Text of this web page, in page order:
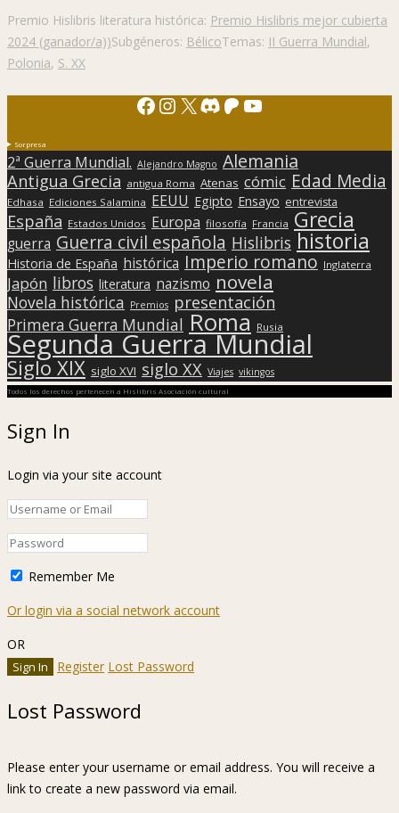
Premio Hislibris literatura histórica: Premio Hislibris mejor cubierta
2024 (ganador/a))Subgéneros: BélicoTemas: II Guerra Mundial,
Polonia, S. XX
Facebook
Instagram
X Discord
Patreon
YouTube
Sorpresa
2ª Guerra Mundial. Alejandro Magno Alemania
Antigua Grecia antigua Roma Atenas cómic Edad Media
Edhasa Ediciones Salamina EEUU Egipto Ensayo entrevista
España Estados Unidos Europa filosofía Francia Grecia
guerra Guerra civil española Hislibris historia
Historia de España histórica Imperio romano Inglaterra
Japón libros literatura nazismo novela
Novela histórica Premios presentación
Primera Guerra Mundial Roma Rusia
Segunda Guerra Mundial
Siglo XIX siglo XVI siglo XX Viajes vikingos
Todos los derechos pertenecen a Hislibris Asociación cultural
Sign In
Login via your site account
Remember Me
Or login via a social network account
OR
Register Lost Password
Lost Password
Please enter your username or email address. You will receive a
link to create a new password via email.